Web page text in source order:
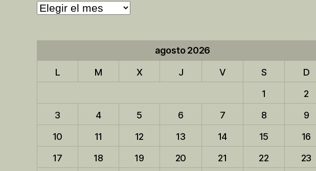
Archivo
de
agosto 2026
L M X J V S
D
1
2
3
4 5 6 7 8
9
10
11 12 13 14 15
16
17
18 19 20 21 22
23